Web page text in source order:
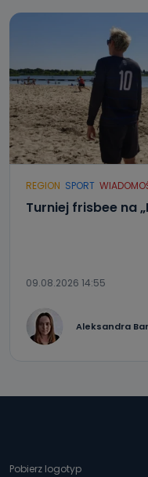
REGION SPORT
Turniej frisbee na
09.08.2026 14:55
Aleksandra
Pobierz logotyp